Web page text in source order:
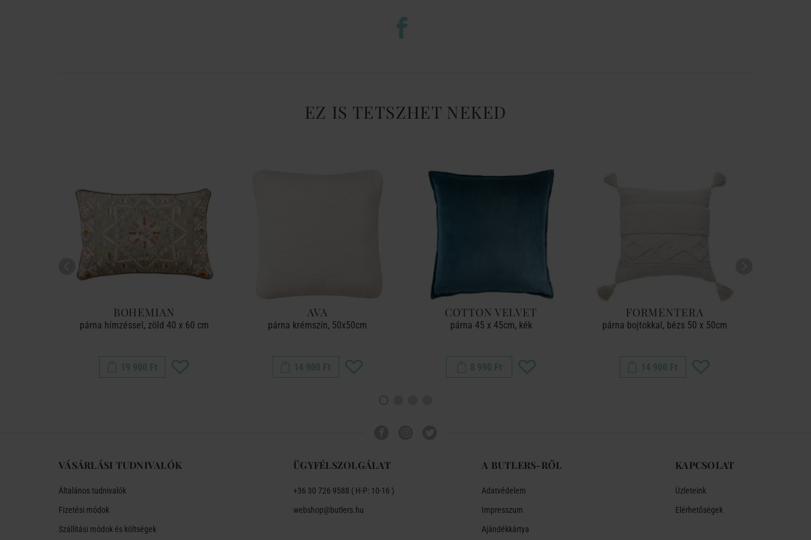
EZ IS TETSZHET NEKED
BOHEMIAN
párna hímzéssel, zöld 40 x 60 cm
19 900 Ft
AVA
párna krémszín, 50x50cm
14 900 Ft
COTTON VELVET
párna 45 x 45cm, kék
8 990 Ft
FORMENTERA
párna bojtokkal, bézs 50 x 50cm
14 900 Ft
VÁSÁRLÁSI TUDNIVALÓK
Általános tudnivalók
Fizetési módok
Szállítási módok és költségek
ÜGYFÉLSZOLGÁLAT
+36 30 726 9588 ( H-P: 10-16 )
webshop@butlers.hu
A BUTLERS-RŐL
Adatvédelem
Impresszum
Ajándékkártya
KAPCSOLAT
Üzleteink
Elérhetőségek